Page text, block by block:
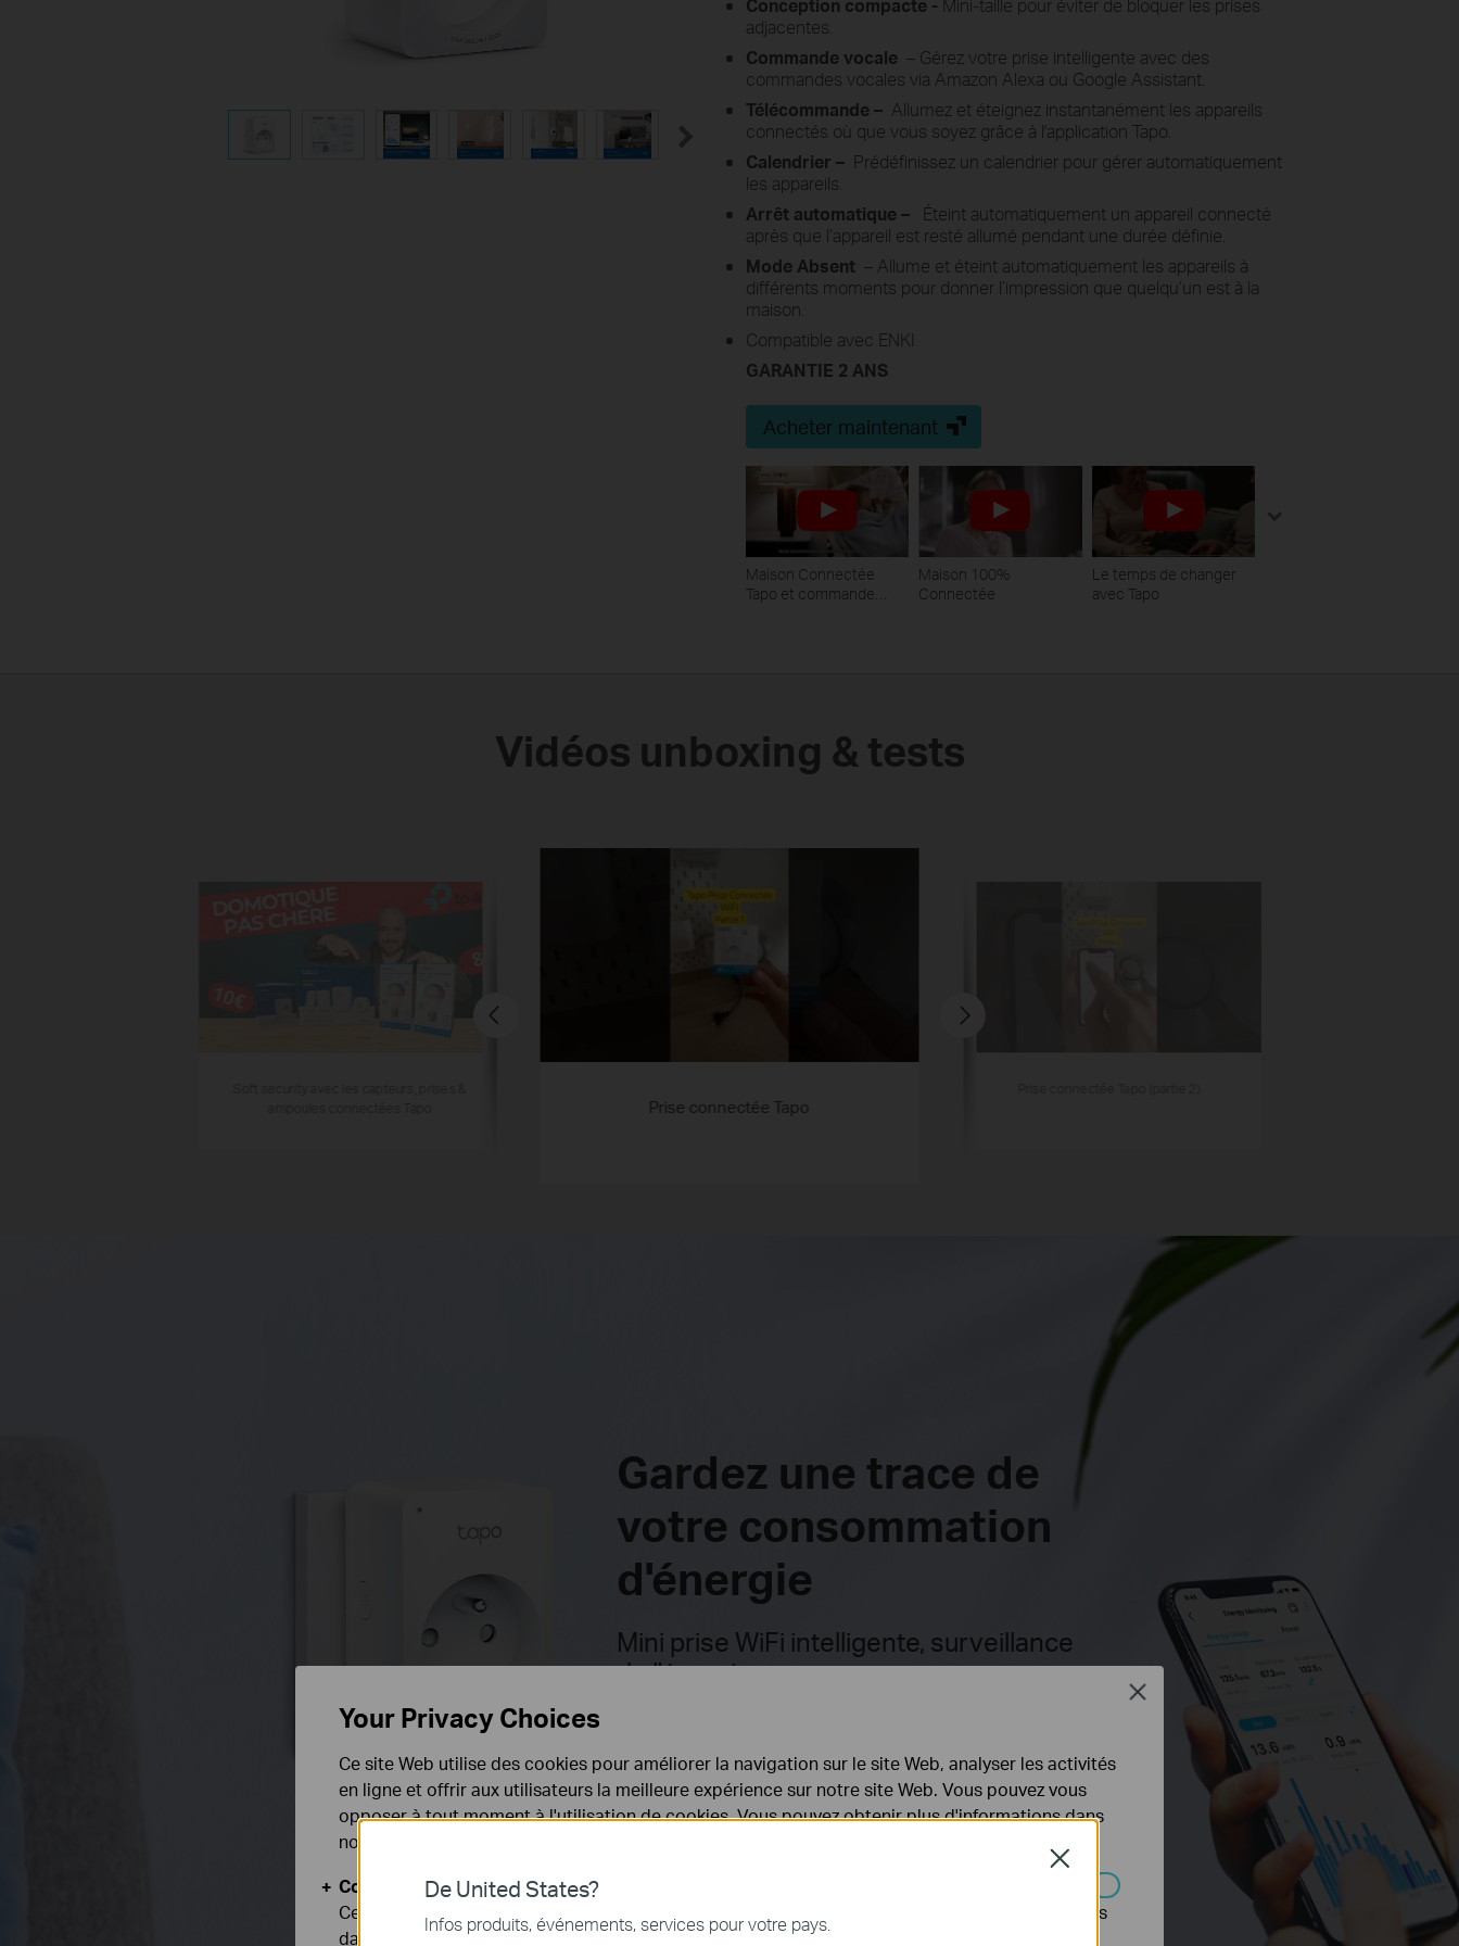
adjacentes.
Commande vocale – Gérez votre prise intelligente avec des
commandes vocales via Amazon Alexa ou Google Assistant.
Télécommande – Allumez et éteignez instantanément les appareils
connectés où que vous soyez grâce à l'application Tapo.
Calendrier – Prédéfinissez un calendrier pour gérer automatiquement
les appareils.
Arrêt automatique –
Éteint automatiquement un appareil connecté
après que l’appareil est resté allumé pendant une durée définie.
Mode Absent – ​​Allume et éteint automatiquement les appareils à
différents moments pour donner l’impression que quelqu’un est à la
maison.
Compatible avec ENKI
GARANTIE 2 ANS
Acheter maintenant
Maison Connectée
Tapo et commande
Maison 100%
Connectée
Le temps de changer
avec Tapo
Vidéos unboxing & tests
Prise connectée Tapo
Gardez une trace de
votre consommation
d'énergie
Mini prise WiFi intelligente, surveillance
de l'énergie
De United States?
Infos produits, événements, services pour votre pays.
Close
Your Privacy Choices
Ce site Web utilise des cookies pour améliorer la navigation sur le site Web, analyser les activités
en ligne et offrir aux utilisateurs la meilleure expérience sur notre site Web. Vous pouvez vous
opposer à tout moment à l'utilisation de cookies. Vous pouvez obtenir plus d'informations dans
notre
Cookies basiques
Ces cookies sont nécessaires au fonctionnement du site Web et ne peuvent pas être désactivés
dans vos systèmes.
Close